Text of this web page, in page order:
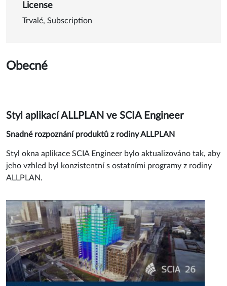
License
Trvalé, Subscription
Obecné
Styl aplikací ALLPLAN ve SCIA Engineer
Snadné rozpoznání produktů z rodiny ALLPLAN
Styl okna aplikace SCIA Engineer bylo aktualizováno tak, aby
jeho vzhled byl konzistentní s ostatními programy z rodiny
ALLPLAN.